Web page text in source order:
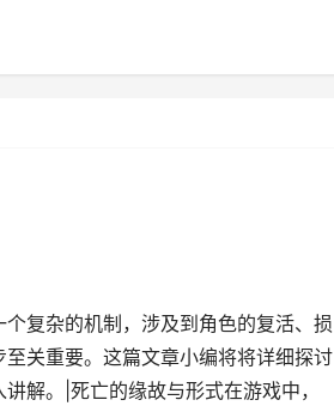
复杂的机制，涉及到角色的复活、损
关重要。这篇文章小编将将详细探讨
解。|死亡的缘故与形式在游戏中，